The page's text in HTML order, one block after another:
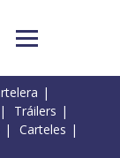
Tráilers
Carteles